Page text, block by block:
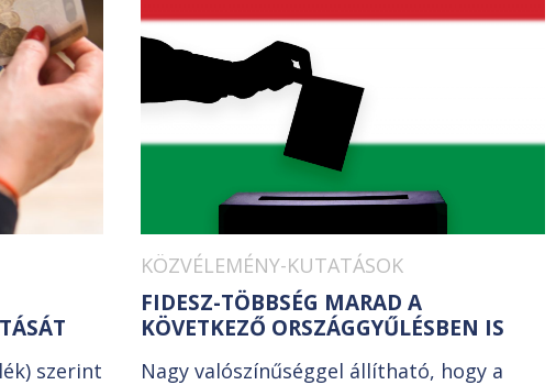
szerint
KÖZVÉLEMÉNY-KUTATÁSOK
FIDESZ-TÖBBSÉG MARAD A
KÖVETKEZŐ ORSZÁGGYŰLÉSBEN IS
Nagy valószínűséggel állítható, hogy a